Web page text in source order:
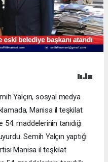
Yalçın, sosyal medya
Manisa il teşkilat
maddelerinin tanıdığı
Semih Yalçın yaptığı
Manisa il teşkilat